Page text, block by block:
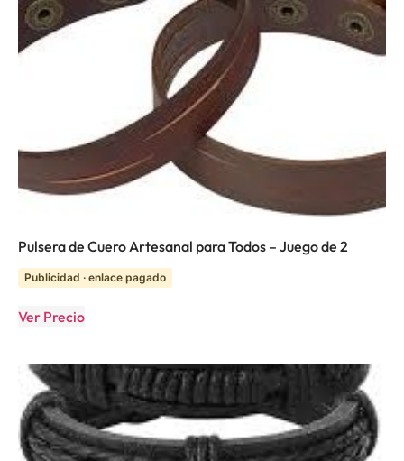
Pulsera de Cuero Artesanal para Todos – Juego de 2
Publicidad · enlace pagado
Ver Precio